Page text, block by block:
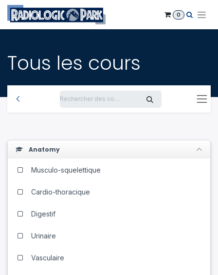
Se rendre au contenu
0
Tous les cours
Anatomy
Musculo-squelettique
Cardio-thoracique
Digestif
Urinaire
Vasculaire